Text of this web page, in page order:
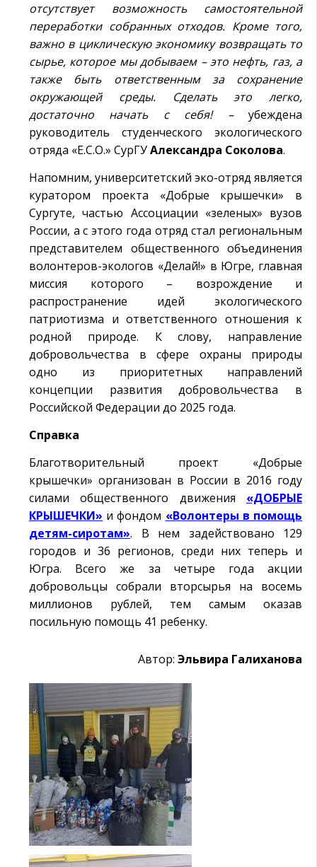
отсутствует возможность самостоятельной
переработки собранных отходов. Кроме того,
важно в циклическую экономику возвращать то
сырье, которое мы добываем – это нефть, газ, а
также быть ответственным за сохранение
окружающей среды. Сделать это легко,
достаточно начать с себя! –убеждена
руководитель студенческого экологического
отряда «E.C.O.» СурГУАлександра Соколова.
Напомним, университетский эко-отряд является
куратором проекта «Добрые крышечки» в
Сургуте, частью Ассоциации «зеленых» вузов
России, а с этого года отряд стал региональным
представителем общественного объединения
волонтеров-экологов «Делай!» в Югре, главная
миссия которого – возрождение и
распространение идей экологического
патриотизма и ответственного отношения к
родной природе. К слову, направление
добровольчества в сфере охраны природы
одно из приоритетных направлений
концепции развития добровольчества в
Российской Федерации до 2025 года.
Справка
Благотворительный проект «Добрые
крышечки» организован в России в 2016 году
силами общественного движения «ДОБРЫЕ
КРЫШЕЧКИ» и фондом «Волонтеры в помощь
детям-сиротам». В нем задействовано 129
городов и 36 регионов, среди них теперь и
Югра. Всего же за четыре года акции
добровольцы собрали вторсырья на восемь
миллионов рублей, тем самым оказав
посильную помощь 41 ребенку.
Автор: Эльвира Галиханова